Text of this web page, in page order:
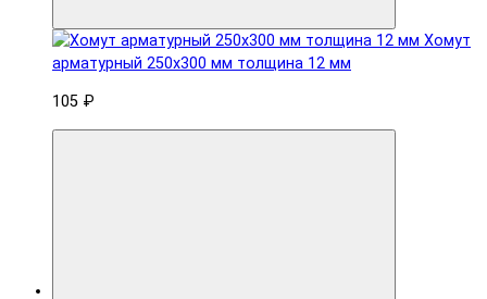
Хомут
арматурный 250x300 мм толщина 12 мм
105 ₽